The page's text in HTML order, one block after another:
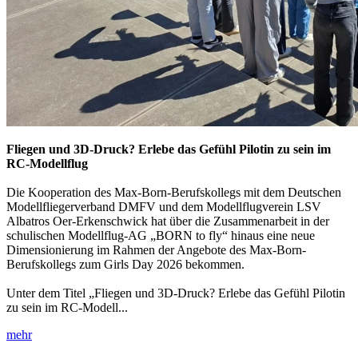
Fliegen und 3D-Druck? Erlebe das Gefühl Pilotin zu sein im
RC-Modellflug
Die Kooperation des Max-Born-Berufskollegs mit dem Deutschen
Modellfliegerverband DMFV und dem Modellflugverein LSV
Albatros Oer-Erkenschwick hat über die Zusammenarbeit in der
schulischen Modellflug-AG „BORN to fly“ hinaus eine neue
Dimensionierung im Rahmen der Angebote des Max-Born-
Berufskollegs zum Girls Day 2026 bekommen.
Unter dem Titel „Fliegen und 3D-Druck? Erlebe das Gefühl Pilotin
zu sein im RC-Modell...
mehr